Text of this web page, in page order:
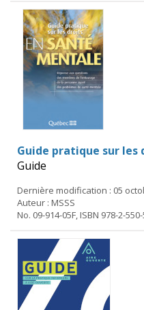
Guide pratique sur
Guide
Dernière modification : 05
Auteur : MSSS
No. 09-914-05F, ISBN 978-2-